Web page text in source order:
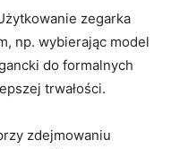
zegarka
np.⁤ wybierając model
do formalnych
trwałości.
zdejmowaniu